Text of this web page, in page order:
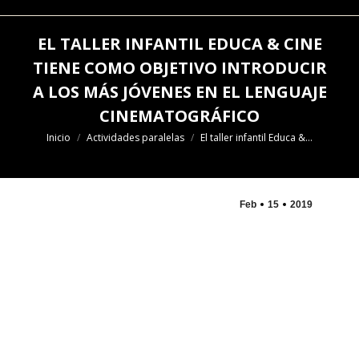
EL TALLER INFANTIL EDUCA & CINE
TIENE COMO OBJETIVO INTRODUCIR
A LOS MÁS JÓVENES EN EL LENGUAJE
CINEMATOGRÁFICO
Estás aquí:
Inicio Actividades paralelas El taller infantil Educa &…
Feb 15 2019